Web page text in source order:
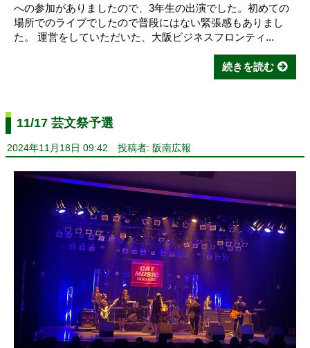
への参加がありましたので、3年生の出演でした。初めての
場所でのライブでしたので普段にはない緊張感もありまし
た。 運営をしていただいた、大阪ビジネスフロンティ...
続きを読む
11/17 芸文祭予選
2024年11月18日 09:42 投稿者: 阪南広報